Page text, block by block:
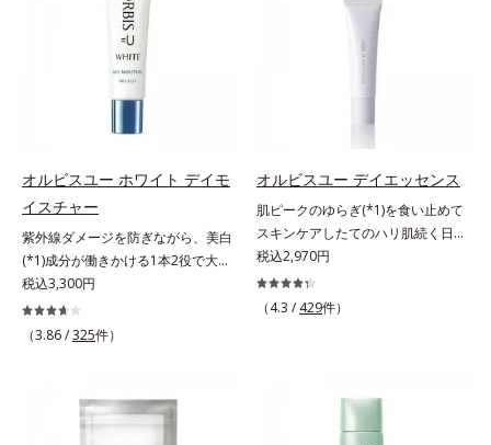
るリップクリームで、顔だけでなく
唇もしっかりUV対策しましょう。2
種類の保湿成分（加水分解コラーゲ
ン、ゲットウ葉エキス）を配合して
いるから、カサつき・くすみ(*)など
の乾燥悩みも解決＆うるおい長持
うカラーで、唇を美しく魅せながら
ケアします。マスクに色移りしにく
いので、気兼ねなく使えます。口紅
の下地としてもおすすめです。
とで粉体同士が凝集し、膜の強度が
アップ。こすれへの耐性も強く、
UVカット効果の低下を予防しま
す。それでいて、肌にスルスルのび
毎日使いたくなる極上のつけごこ
ち。さらに、塗るたびにうれしいス
キンケア効果も加えました。バリア
とアルニカ花エキス(*3)が、紫外線
ダメージ(*4)にもゆらぎにくいすこ
やかな肌に整え、ローズヒップエキ
ス(*5)と浸透型コラーゲン(*6)が透
明感を引き出し、肌のハリ感をサポ
線も跳ね除け、肌をダメージからし
っかりガードします。【ご使用方
オルビスユー ホワイト デイモ
イスチャー
紫外線ダメージを防ぎながら、美白
(*1)成分が働きかける1本2役で大人
の肌を守りぬく。若々しく透明感の
ある美肌を構成する要素と、年齢肌
(*2)のメラニン生成にアプローチし
ー」の理論を応用し、全方位的に肌
の底上げを図ります。さらに、シミ
税込3,300円
（3.86 /325件）
オルビスユー デイエッセンス
肌ピークのゆらぎ(*1)を食い止めて
スキンケアしたてのハリ肌続く日中
用美容液。起床直後にピークを迎
え、夕方から夜にかけて徐々にダウ
ンするハリのバイオリズムに着目し
側(*2)からバリア機能にアプローチ
して、うるおいをキープ。さらに紫
外線・近赤外線・大気汚染(*3)をカ
税込2,970円
（4.3 / 429件）